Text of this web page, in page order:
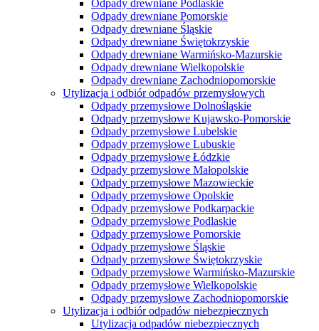
Odpady drewniane Podlaskie
Odpady drewniane Pomorskie
Odpady drewniane Śląskie
Odpady drewniane Świętokrzyskie
Odpady drewniane Warmińsko-Mazurskie
Odpady drewniane Wielkopolskie
Odpady drewniane Zachodniopomorskie
Utylizacja i odbiór odpadów przemysłowych
Odpady przemysłowe Dolnośląskie
Odpady przemysłowe Kujawsko-Pomorskie
Odpady przemysłowe Lubelskie
Odpady przemysłowe Lubuskie
Odpady przemysłowe Łódzkie
Odpady przemysłowe Małopolskie
Odpady przemysłowe Mazowieckie
Odpady przemysłowe Opolskie
Odpady przemysłowe Podkarpackie
Odpady przemysłowe Podlaskie
Odpady przemysłowe Pomorskie
Odpady przemysłowe Śląskie
Odpady przemysłowe Świętokrzyskie
Odpady przemysłowe Warmińsko-Mazurskie
Odpady przemysłowe Wielkopolskie
Odpady przemysłowe Zachodniopomorskie
Utylizacja i odbiór odpadów niebezpiecznych
Utylizacja odpadów niebezpiecznych